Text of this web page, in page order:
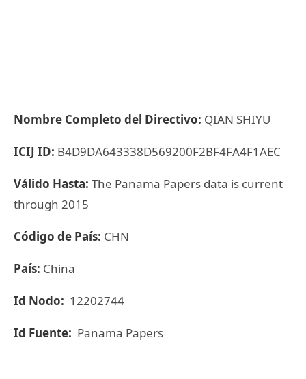
Nombre Completo del Directivo: QIAN SHIYU
ICIJ ID: B4D9DA643338D569200F2BF4FA4F1AEC
Válido Hasta: The Panama Papers data is current
through 2015
Código de País: CHN
País: China
Id Nodo: 12202744
Id Fuente: Panama Papers